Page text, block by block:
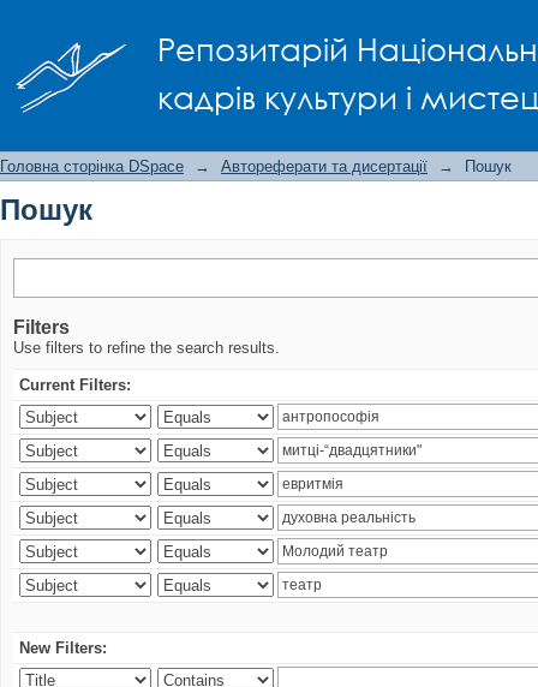
Репозитарій
кадрів культури і
Головна сторінка DSpace → Автореферати та дисертації → Пошук
Пошук
Filters
Use filters to refine the search results.
Current Filters:
New Filters: